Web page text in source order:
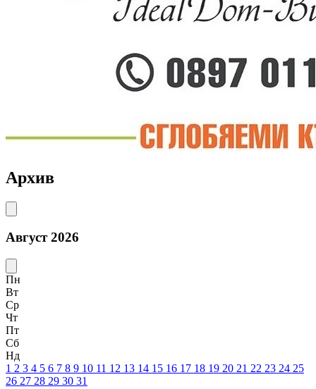
Архив
Август 2026
Пн
Вт
Ср
Чт
Пт
Сб
Нд
1 2 3 4 5 6 7 8 9 10 11 12 13 14 15 16 17 18 19 20 21 22 23 24 25
26 27 28 29 30 31